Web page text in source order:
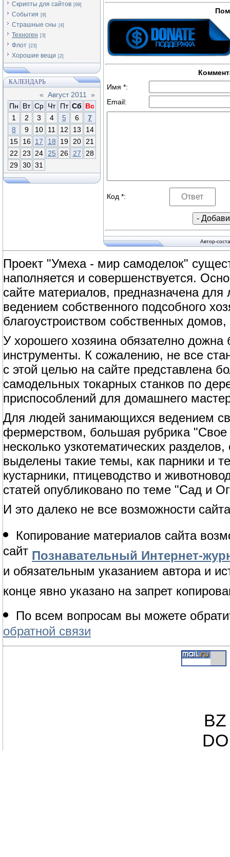
Скрипты для сайтов [99]
События [9]
Страшные сны [4]
Техноген [3]
Флот [23]
Хорошие вещи [2]
КАЛЕНДАРЬ
« Август 2011
»
Пн
Вт Ср Чт Пт Сб Вс
1
2 3 4 5 6
7
8
9 10 11 12 13
14
15
16 17 18 19 20
21
22
23 24 25 26 27
28
29 30 31
Имя *:
Email:
Код *:
Автор-
Проект "Умеха - мир самоделок"
наполняется и совершенствуется.
сайте материалов, предназначена
ведением собственного подсобного
благоустроиством собственных
У хорошего хозяина обязателно
инструменты. К сожалению, не все
с этой целью на сайте представлена
самодельных токарных станков по
приспособлений для домашнего
Для людей занимающихся ведением
фермерством, большая рубрика "Свое
несколько узкотематических
выделены такие темы, как парники и
кустарники, птицеводство и
статей опубликовано по теме "Сад и
И это далеко не все возможности
Копирование материалов сайта
сайт Познавательный Интернет-
и обязательным указанием автора и
конце явно указано на запрет
По всем вопросам вы можете
обратной связи